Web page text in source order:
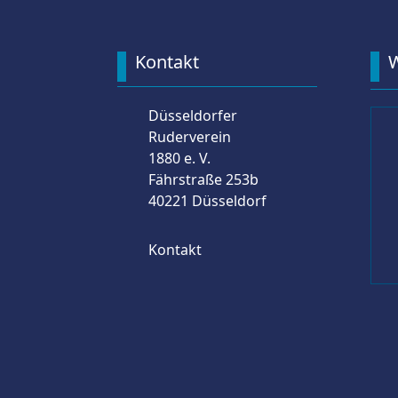
Kontakt
Düsseldorfer
Ruderverein
1880 e. V.
Fährstraße 253b
40221 Düsseldorf
Kontakt